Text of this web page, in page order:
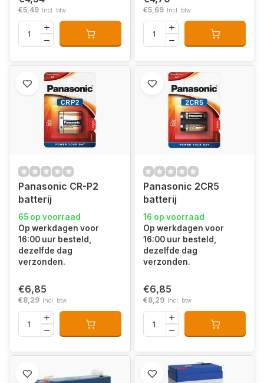
€5,49 Incl. btw €5,69 Incl. btw
Panasonic CR-P2
batterij
65 op voorraad
Op werkdagen voor
16:00 uur besteld,
dezelfde dag
verzonden.
€6,85
€8,29 Incl. btw
Panasonic 2CR5
batterij
16 op voorraad
Op werkdagen voor
16:00 uur besteld,
dezelfde dag
verzonden.
€6,85
€8,29 Incl. btw